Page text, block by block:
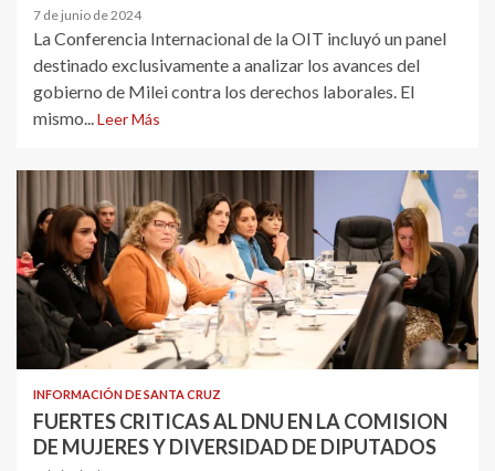
7 de junio de 2024
La Conferencia Internacional de la OIT incluyó un panel
destinado exclusivamente a analizar los avances del
gobierno de Milei contra los derechos laborales. El
mismo...Leer Más
INFORMACIÓN DE SANTA CRUZ
FUERTES CRITICAS AL DNU EN LA COMISION
DE MUJERES Y DIVERSIDAD DE DIPUTADOS